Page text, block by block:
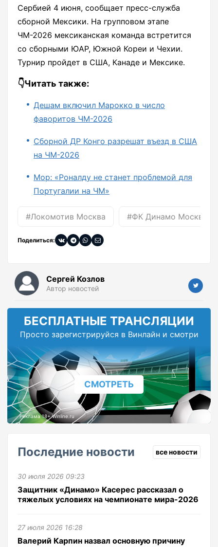
Сербией 4 июня, сообщает пресс-служба
сборной Мексики. На групповом этапе
ЧМ-2026 мексиканская команда встретится
со сборными ЮАР, Южной Кореи и Чехии.
Турнир пройдет в США, Канаде и Мексике.
👇Читать также:
Дешам включил Марокко в число
фаворитов ЧМ-2026
Сборной ДР Конго разрешат въезд в США
на ЧМ-2026
Мор: «Роналду не станет проблемой для
Португалии на ЧМ»
#Локомотив Москва #ФК Динамо Москва
Поделиться:
Сергей Козлов
Автор новостей
БЕСПЛАТНЫЕ ТРАНСЛЯЦИИ
Просто зарегистрируйся в Винлайн и смотри
СМОТРЕТЬ
Реклама 18+ Winline.ru
Последние новости все новости
30 июля 2026 09:23
Защитник «Динамо» Касерес рассказал о
тяжелых условиях на чемпионате мира-2026
27 июля 2026 16:28
Валерий Карпин назвал основную причину